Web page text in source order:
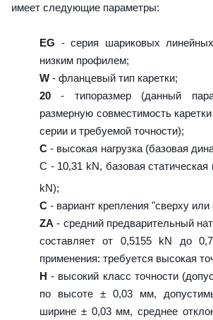
имеет следующие параметры:
EG - серия шариковых
низким профилем;
W - фланцевый тип каретки;
20 - типоразмер (данный
размерную совместимость
серии и требуемой точности);
C - высокая нагрузка (базовая
C - 10,31 kN, базовая статическая
kN);
C - вариант крепления "сверху или
ZA - средний предварительный
составляет от 0,5155 kN до
применения: требуется высокая
H - высокий класс точности
по высоте ± 0,03 мм,
ширине ± 0,03 мм, среднее